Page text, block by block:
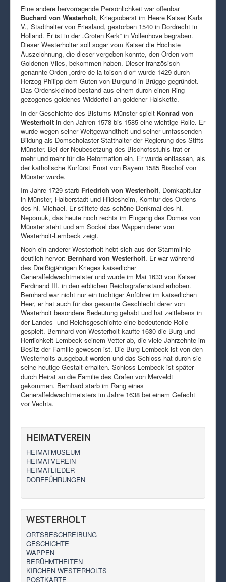
Eine andere hervorragende Persönlichkeit war offenbar
Buchard von Westerholt, Kriegsoberst im Heere Kaiser Karls
V., Stadthalter von Friesland, gestorben 1540 in Dordrecht in
Holland. Er ist in der „Groten Kerk“ in Vollenhove begraben.
Dieser Westerholter soll sogar vom Kaiser die Höchste
Auszeichnung, die dieser vergeben konnte, den Orden vom
Goldenen Vlies, bekommen haben. Dieser französisch
genannte Orden „ordre de la toison d’or“ wurde 1429 durch
Herzog Philipp dem Guten von Burgund in Brügge gegründet.
Das Ordenskleinod bestand aus einem durch einen Ring
gezogenes goldenes Widderfell an goldener Halskette.
In der Geschichte des Bistums Münster spielt Konrad von
Westerholt in den Jahren 1578 bis 1585 eine wichtige Rolle. Er
wurde wegen seiner Weltgewandtheit und seiner umfassenden
Bildung als Domscholaster Statthalter der Regierung des Stifts
Münster. Bei der Neubesetzung des Bischofsstuhls trat er
mehr und mehr für die Reformation ein. Er wurde entlassen, als
der katholische Kurfürst Ernst von Bayern 1585 Bischof von
Münster wurde.
Im Jahre 1729 starb Friedrich von Westerholt, Domkapitular
in Münster, Halberstadt und Hildesheim, Komtur des Ordens
des hl. Michael. Er stiftete das schöne Denkmal des hl.
Nepomuk, das heute noch rechts im Eingang des Domes von
Münster steht und am Sockel das Wappen derer von
Westerholt-Lembeck zeigt.
Noch ein anderer Westerholt hebt sich aus der Stammlinie
deutlich hervor: Bernhard von Westerholt. Er war während
des Dreißigjährigen Krieges kaiserlicher
Generalfeldwachtmeister und wurde im Mai 1633 von Kaiser
Ferdinand III. in den erblichen Reichsgrafenstand erhoben.
Bernhard war nicht nur ein tüchtiger Anführer im kaiserlichen
Heer, er hat auch für das gesamte Geschlecht derer von
Westerholt besondere Bedeutung gehabt und hat zeitlebens in
der Landes- und Reichsgeschichte eine bedeutende Rolle
gespielt. Bernhard von Westerholt kaufte 1630 die Burg und
Herrlichkeit Lembeck seinem Vetter ab, die viele Jahrzehnte im
Besitz der Familie gewesen ist. Die Burg Lembeck ist von den
Westerholts ausgebaut worden und das Schloss hat durch sie
seine heutige Gestalt erhalten. Schloss Lembeck ist später
durch Heirat an die Familie des Grafen von Merveldt
gekommen. Bernhard starb im Rang eines
Generalfeldwachtmeisters im Jahre 1638 bei einem Gefecht
vor Vechta.
HEIMATVEREIN
HEIMATMUSEUM
HEIMATVEREIN
HEIMATLIEDER
DORFFÜHRUNGEN
WESTERHOLT
ORTSBESCHREIBUNG
GESCHICHTE
WAPPEN
BERÜHMTHEITEN
KIRCHEN WESTERHOLTS
POSTKARTE